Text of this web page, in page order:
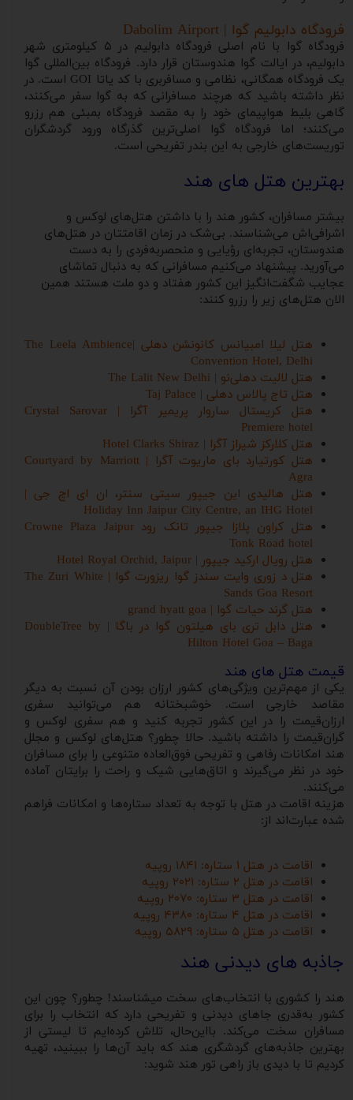
فرودگاه دابولیم گوا | Dabolim Airport
فرودگاه گوا با نام اصلی فرودگاه دابولیم در ۵ کیلومتری شهر
دابولیم، در ایالت گوا هندوستان قرار دارد. فرودگاه بین‌المللی گوا
یک فرودگاه همگانی، نظامی و مسافربری با کد یاتا GOI است. در
نظر داشته باشید که هرچند مسافرانی که به گوا سفر می‌کنند،
گاهی بلیط هواپیمای خود را به مقصد فرودگاه بمبئی هم رزرو
می‌کنند؛ اما فرودگاه گوا اصلی‌ترین گذرگاه ورود گردشگران
توریست‌های خارجی به این بندر تفریحی است.
بهترین هتل های هند
بیشتر مسافران، کشور هند را با داشتن هتل‌های لوکس و
اشرافی‌اش می‌شناسند. بی‌شک در زمان اقامتتان در هتل‌های
هندوستان، تجربه‌ای رؤیایی و منحصربه‌فردی را به دست
می‌آورید. پیشنهاد می‌کنیم مسافرانی که به دنبال تماشای
عجایب شگفت‌انگیز این کشور هفتاد و دو ملت هستند همین
‌الان هتل‌های زیر را رزرو کنند:
هتل لیلا امبیانس کانونشن دهلی |The Leela Ambience
Convention Hotel, Delhi
هتل لالیت دهلی‌نو | The Lalit New Delhi
هتل تاج پالاس دهلی | Taj Palace
هتل کریستال ساروار پریمیر آگرا | Crystal Sarovar
Premiere hotel
هتل کلارکز شیراز آگرا | Hotel Clarks Shiraz
هتل کورتیارد بای ماریوت آگرا | Courtyard by Marriott
Agra
هتل هالیدی این جیپور سیتی سنتر، ان ای اچ جی |
Holiday Inn Jaipur City Centre, an IHG Hotel
هتل کراون پلازا جیپور تانک رود Crowne Plaza Jaipur
Tonk Road hotel
هتل رویال ارکید جیپور | Hotel Royal Orchid, Jaipur
هتل د زوری وایت سندز گوا ریزورت گوا | The Zuri White
Sands Goa Resort
هتل گرند حیات گوا | grand hyatt goa
هتل دابل تری بای هیلتون گوا در باگا | DoubleTree by
Hilton Hotel Goa – Baga
قیمت هتل های هند
یکی از مهم‌ترین ویژگی‌های کشور ارزان بودن آن نسبت به دیگر
مقاصد خارجی است. خوشبختانه هم می‌توانید سفری
ارزان‌قیمت را در این کشور تجربه کنید و هم سفری لوکس و
گران‌قیمت را داشته باشید. حالا چطور؟ هتل‌های لوکس و مجلل
هند امکانات رفاهی و تفریحی فوق‌العاده متنوعی را برای مسافران
خود در نظر می‌گیرند و اتاق‌هایی شیک و راحت را برایتان آماده
می‌کنند.
هزینه اقامت در هتل با توجه به تعداد ستاره‌ها و امکانات فراهم
شده عبارت‌اند از:
اقامت در هتل ۱ ستاره: ۱۸۴۱ روپیه
اقامت در هتل ۲ ستاره: ۲۰۲۱ روپیه
اقامت در هتل ۳ ستاره: ۲۰۷۰ روپیه
اقامت در هتل ۴ ستاره: ۴۳۸۰ روپیه
اقامت در هتل ۵ ستاره: ۵۸۲۹ روپیه
جاذبه های دیدنی هند
هند را کشوری با انتخاب‌های سخت می‎شناسند! چطور؟ چون این
کشور به‌قدری جاهای دیدنی و تفریحی دارد که انتخاب را برای
مسافران سخت می‌کند. بااین‌حال، تلاش کرده‌ایم تا لیستی از
بهترین جاذبه‌های گردشگری هند که باید آن‌‌ها را ببینید، تهیه
کردیم تا با دیدی باز راهی تور هند شوید: